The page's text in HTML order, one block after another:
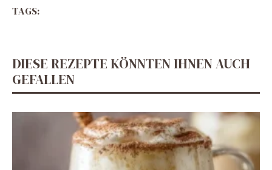
TAGS:
DIESE REZEPTE KÖNNTEN IHNEN AUCH
GEFALLEN